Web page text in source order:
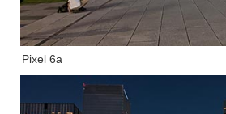
Pixel 6a